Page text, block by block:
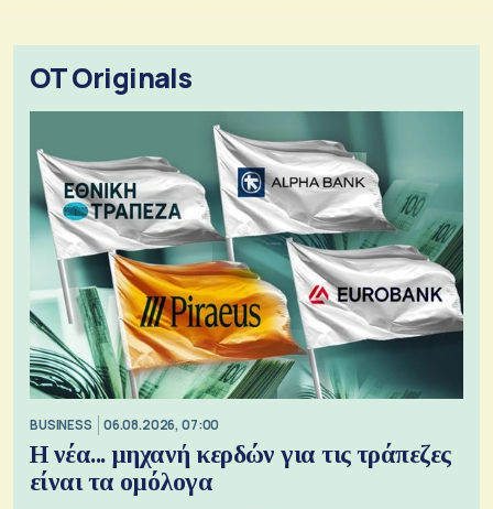
OT Originals
BUSINESS 06.08.2026, 07:00
Η νέα... μηχανή κερδών για τις τράπεζες
είναι τα ομόλογα